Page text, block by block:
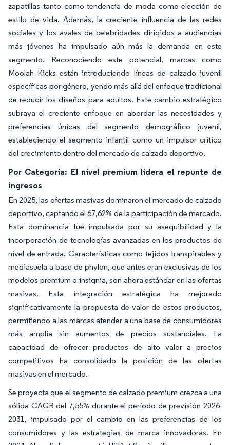
zapatillas tanto como tendencia de moda como elección de
estilo de vida. Además, la creciente influencia de las redes
sociales y los avales de celebridades dirigidos a audiencias
más jóvenes ha impulsado aún más la demanda en este
segmento. Reconociendo este potencial, marcas como
Moolah Kicks están introduciendo líneas de calzado juvenil
específicas por género, yendo más allá del enfoque tradicional
de reducir los diseños para adultos. Este cambio estratégico
subraya el creciente enfoque en abordar las necesidades y
preferencias únicas del segmento demográfico juvenil,
estableciendo el segmento infantil como un impulsor crítico
del crecimiento dentro del mercado de calzado deportivo.
Por Categoría: El nivel premium lidera el repunte de
ingresos
En 2025, las ofertas masivas dominaron el mercado de calzado
deportivo, captando el 67,62% de la participación de mercado.
Esta dominancia fue impulsada por su asequibilidad y la
incorporación de tecnologías avanzadas en los productos de
nivel de entrada. Características como tejidos transpirables y
mediasuela a base de phylon, que antes eran exclusivas de los
modelos premium o insignia, son ahora estándar en las ofertas
masivas. Esta integración estratégica ha mejorado
significativamente la propuesta de valor de estos productos,
permitiendo a las marcas atender a una base de consumidores
más amplia sin aumentos de precios sustanciales. La
capacidad de ofrecer productos de alto valor a precios
competitivos ha consolidado la posición de las ofertas
masivas en el mercado.
Se proyecta que el segmento de calzado premium crezca a una
sólida CAGR del 7,55% durante el período de previsión 2026-
2031, impulsado por el cambio en las preferencias de los
consumidores y las estrategias de marca innovadoras. En